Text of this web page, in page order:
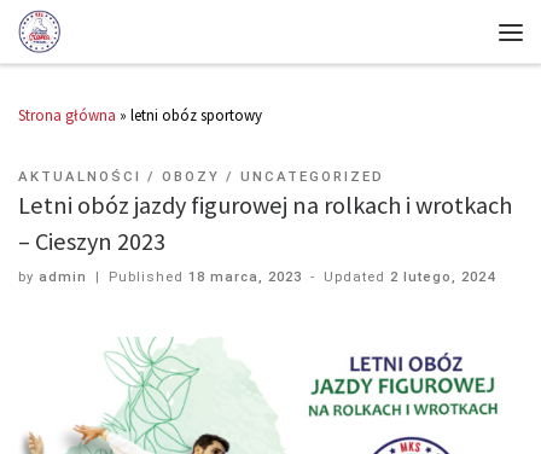
Strona główna » letni obóz sportowy
AKTUALNOŚCI OBOZY UNCATEGORIZED
Letni obóz jazdy figurowej na rolkach i wrotkach
– Cieszyn 2023
by admin | Published18 marca, 2023 - Updated2 lutego, 2024